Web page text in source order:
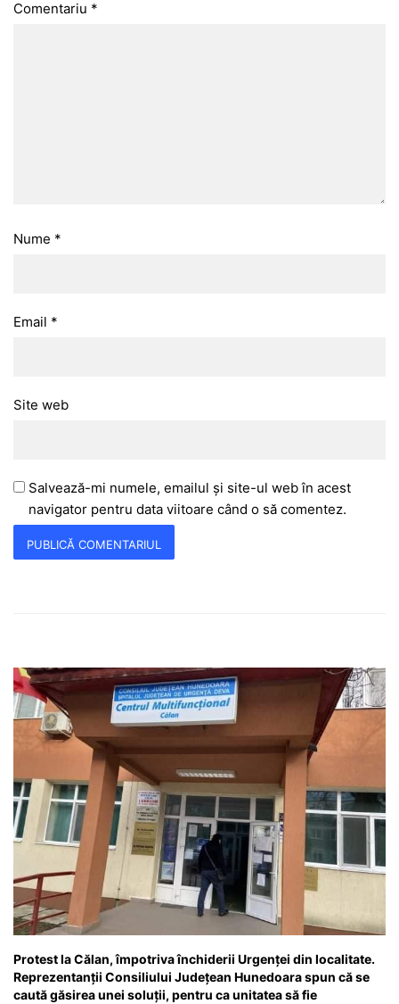
Comentariu *
Nume *
Email *
Site web
Salvează-mi numele, emailul și site-ul web în acest
navigator pentru data viitoare când o să comentez.
Protest la Călan, împotriva închiderii Urgenței din localitate.
Reprezentanții Consiliului Județean Hunedoara spun că se
caută găsirea unei soluții, pentru ca unitatea să fie